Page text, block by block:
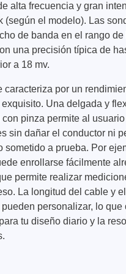
alta frecuencia y gran
(según el modelo). Las
de banda en el rango de
una precisión típica de
a 18 mv.
caracteriza por un
Una delgada y
con pinza permite al
sin dañar el conductor ni
sometido a prueba. Por
enrollarse fácilmente
permite realizar
La longitud del cable y
personalizar, lo que
tu diseño diario y la